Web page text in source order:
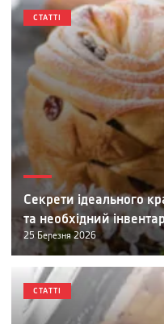
СТАТТІ
Секрети ідеального
та необхідний
25 Березня 2026
СТАТТІ